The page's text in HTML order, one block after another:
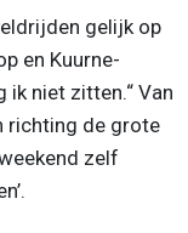
gelijk op
en Kuurne-
ik niet zitten.“ Van
richting de grote
zelf